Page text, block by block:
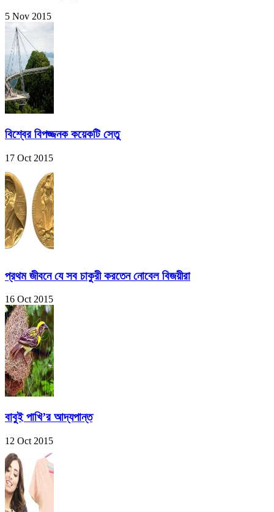
5 Nov 2015
বিশ্বের বিপজ্জনক কয়েকটি সেতু
17 Oct 2015
প্রথম জীবনে যে সব চাকুরী করতেন নোবেল বিজয়ীরা
16 Oct 2015
বাবুই পাখি’র আদ্যপান্ত
12 Oct 2015